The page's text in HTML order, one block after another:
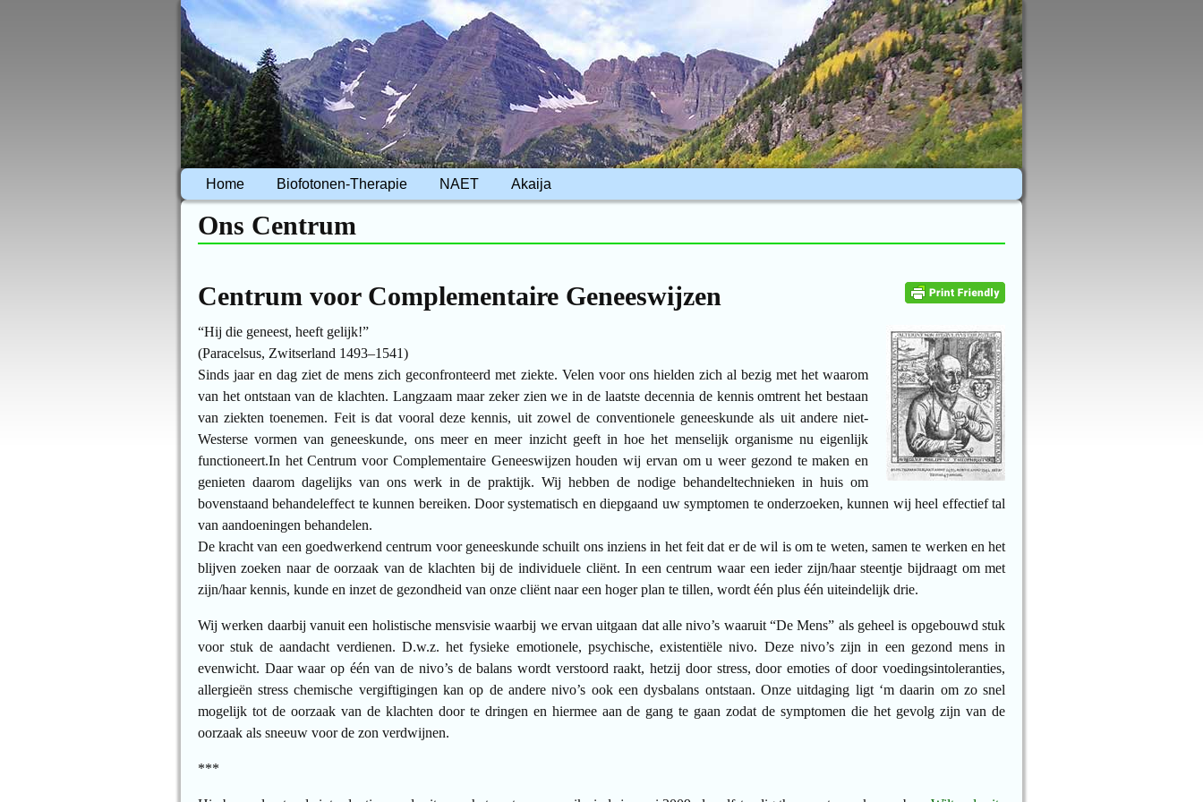
Home Biofotonen-Therapie NAET Akaija
Ons Centrum
Centrum voor Complementaire Geneeswijzen
“Hij die geneest, heeft gelijk!”
(Paracelsus, Zwitserland 1493–1541)
Sinds jaar en dag ziet de mens zich geconfronteerd met ziekte. Velen voor ons hielden zich al bezig met het waarom
van het ontstaan van de klachten. Langzaam maar zeker zien we in de laatste decennia de kennis omtrent het bestaan
van ziekten toenemen. Feit is dat vooral deze kennis, uit zowel de conventionele geneeskunde als uit andere niet-
Westerse vormen van geneeskunde, ons meer en meer inzicht geeft in hoe het menselijk organisme nu eigenlijk
functioneert.In het Centrum voor Complementaire Geneeswijzen houden wij ervan om u weer gezond te maken en
genieten daarom dagelijks van ons werk in de praktijk. Wij hebben de nodige behandeltechnieken in huis om
bovenstaand behandeleffect te kunnen bereiken. Door systematisch en diepgaand uw symptomen te onderzoeken, kunnen wij heel effectief tal
van aandoeningen behandelen.
De kracht van een goedwerkend centrum voor geneeskunde schuilt ons inziens in het feit dat er de wil is om te weten, samen te werken en het
blijven zoeken naar de oorzaak van de klachten bij de individuele cliënt. In een centrum waar een ieder zijn/haar steentje bijdraagt om met
zijn/haar kennis, kunde en inzet de gezondheid van onze cliënt naar een hoger plan te tillen, wordt één plus één uiteindelijk drie.
Wij werken daarbij vanuit een holistische mensvisie waarbij we ervan uitgaan dat alle nivo’s waaruit “De Mens” als geheel is opgebouwd stuk
voor stuk de aandacht verdienen. D.w.z. het fysieke emotionele, psychische, existentiële nivo. Deze nivo’s zijn in een gezond mens in
evenwicht. Daar waar op één van de nivo’s de balans wordt verstoord raakt, hetzij door stress, door emoties of door voedingsintoleranties,
allergieën stress chemische vergiftigingen kan op de andere nivo’s ook een dysbalans ontstaan. Onze uitdaging ligt ‘m daarin om zo snel
mogelijk tot de oorzaak van de klachten door te dringen en hiermee aan de gang te gaan zodat de symptomen die het gevolg zijn van de
oorzaak als sneeuw voor de zon verdwijnen.
***